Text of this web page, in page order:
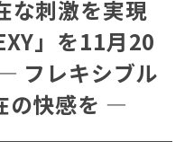
な刺激を実現
」を11月20
フレキシブル
の快感を ―